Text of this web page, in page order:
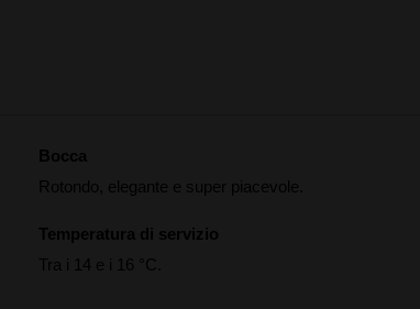
Bocca
Rotondo, elegante e super piacevole.
Temperatura di servizio
Tra i 14 e i 16 °C.